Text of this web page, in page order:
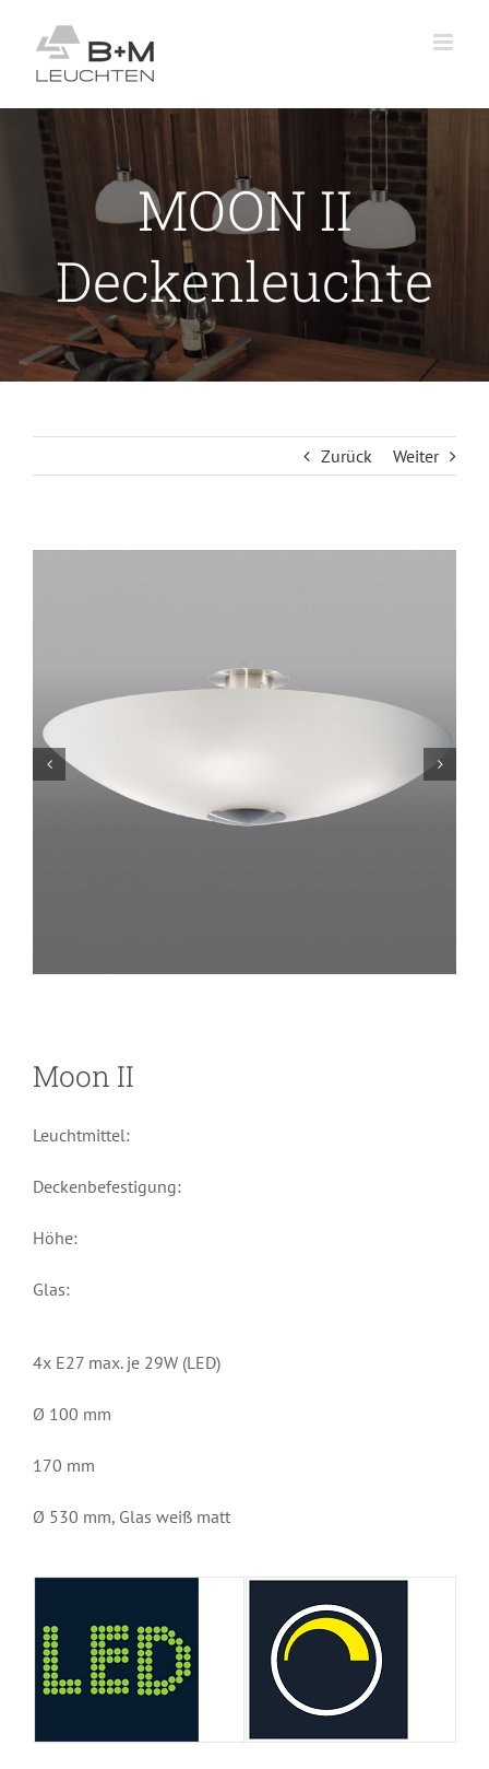
Inhalt
springen
MOON II
Deckenleuchte
Zurück Weiter
Moon II
Leuchtmittel:
Deckenbefestigung:
Höhe:
Glas:
4x E27 max. je 29W (LED)
Ø 100 mm
170 mm
Ø 530 mm, Glas weiß matt